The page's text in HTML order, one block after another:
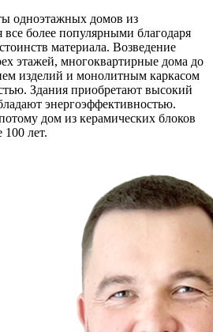
одноэтажных домов из
все более популярными благодаря
материала. Возведение
этажей, многоквартирные дома до
изделий и монолитным каркасом
Здания приобретают высокий
энергоэффективностью.
дом из керамических блоков
лет.